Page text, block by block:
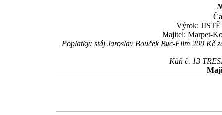
Výrok: JISTĚ
Majitel: Marpet-
Poplatky: stáj Jaroslav Bouček Buc-Film 200 Kč
Kůň č. 13